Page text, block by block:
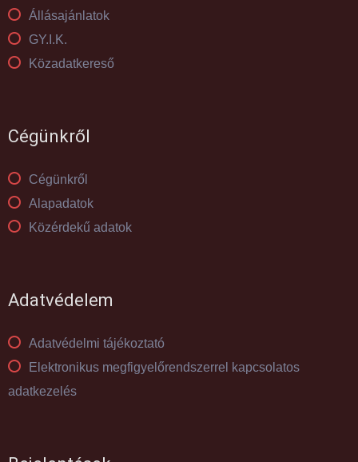
Állásajánlatok
GY.I.K.
Közadatkereső
Cégünkről
Cégünkről
Alapadatok
Közérdekű adatok
Adatvédelem
Adatvédelmi tájékoztató
Elektronikus megfigyelőrendszerrel kapcsolatos
adatkezelés